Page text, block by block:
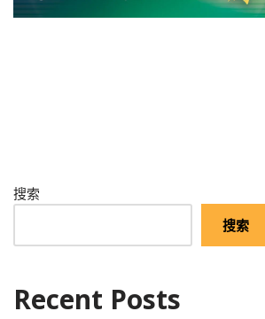
搜索
搜索
Recent Posts